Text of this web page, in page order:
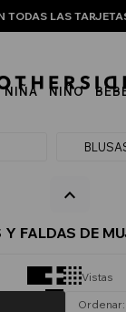
TODAS LAS
NIÑA NIÑO
FALDAS DE
Vistas